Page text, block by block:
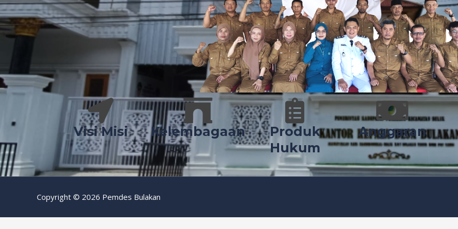
Visi Misi Kelembagaan
Produk
Hukum
Anggaran
Copyright © 2026 Pemdes Bulakan